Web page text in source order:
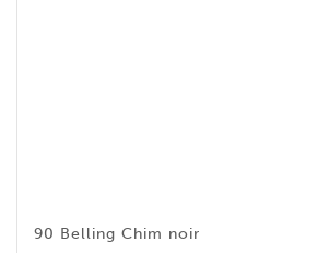
90 Belling Chim noir